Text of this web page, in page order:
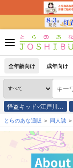
全年齢向け 成年向け
怪盗キッド×江戸川…
とらのあな通販 同人誌